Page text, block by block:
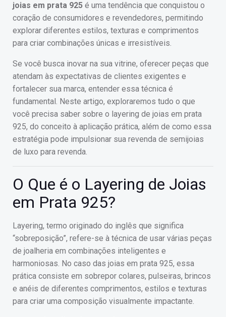
joias em prata 925 é uma tendência que conquistou o
coração de consumidores e revendedores, permitindo
explorar diferentes estilos, texturas e comprimentos
para criar combinações únicas e irresistíveis.
Se você busca inovar na sua vitrine, oferecer peças que
atendam às expectativas de clientes exigentes e
fortalecer sua marca, entender essa técnica é
fundamental. Neste artigo, exploraremos tudo o que
você precisa saber sobre o layering de joias em prata
925, do conceito à aplicação prática, além de como essa
estratégia pode impulsionar sua revenda de semijoias
de luxo para revenda.
O Que é o Layering de Joias
em Prata 925?
Layering, termo originado do inglês que significa
“sobreposição”, refere-se à técnica de usar várias peças
de joalheria em combinações inteligentes e
harmoniosas. No caso das joias em prata 925, essa
prática consiste em sobrepor colares, pulseiras, brincos
e anéis de diferentes comprimentos, estilos e texturas
para criar uma composição visualmente impactante.